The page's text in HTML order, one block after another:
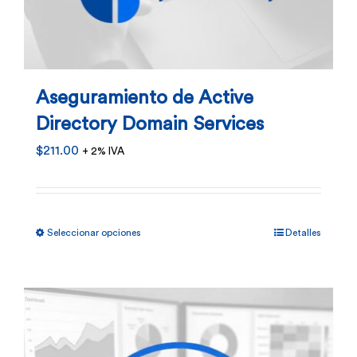
Aseguramiento de Active
Directory Domain Services
$211.00 + 2% IVA
Seleccionar opciones
múltiples
Las
Detalles